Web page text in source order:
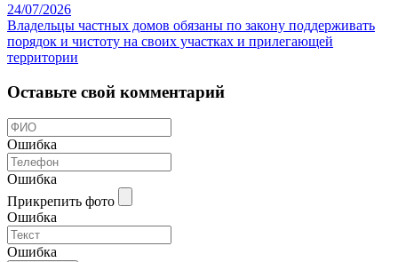
24/07/2026
Владельцы частных домов обязаны по закону поддерживать
порядок и чистоту на своих участках и прилегающей
территории
Оставьте свой комментарий
Ошибка
Ошибка
Прикрепить фото
Ошибка
Ошибка